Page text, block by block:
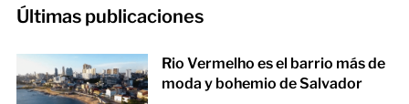
Últimas publicaciones
Rio Vermelho es el barrio más de
moda y bohemio de Salvador